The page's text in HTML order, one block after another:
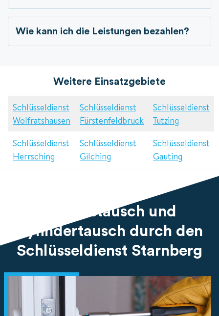
Wie kann ich die Leistungen bezahlen?
Weitere Einsatzgebiete
Schlüsseldienst
Wolfratshausen
Schlüsseldienst
Fürstenfeldbruck
Schlüsseldienst
Tutzing
Schlüsseldienst
Herrsching
Schlüsseldienst
Gilching
Schlüsseldienst
Gauting
Schlosstausch und
Zylindertausch durch den
Schlüsseldienst Starnberg